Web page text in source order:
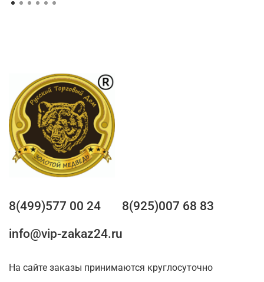
8(499)577 00 24
8(925)007 68 83
info@vip-zakaz24.ru
На сайте заказы принимаются круглосуточно